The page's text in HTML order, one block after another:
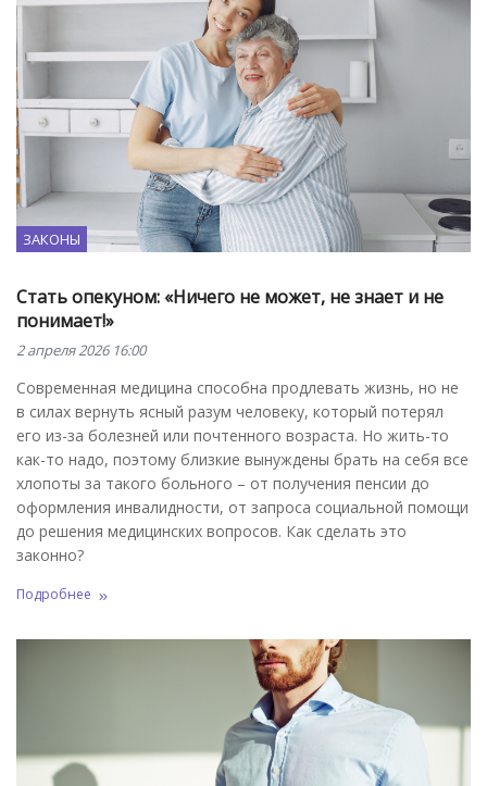
ЗАКОНЫ
Стать опекуном: «Ничего не может, не знает и не
понимает!»
2 апреля 2026 16:00
Современная медицина способна продлевать жизнь, но не
в силах вернуть ясный разум человеку, который потерял
его из-за болезней или почтенного возраста. Но жить-то
как-то надо, поэтому близкие вынуждены брать на себя все
хлопоты за такого больного – от получения пенсии до
оформления инвалидности, от запроса социальной помощи
до решения медицинских вопросов. Как сделать это
законно?
Подробнее